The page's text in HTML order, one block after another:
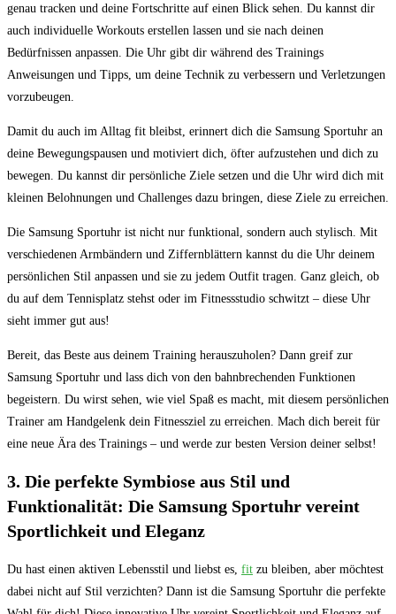
genau tracken und deine Fortschritte auf einen ⁣Blick sehen. Du kannst dir
‍auch individuelle Workouts erstellen lassen und‌ sie⁣ nach deinen
Bedürfnissen anpassen.⁢ Die​ Uhr gibt ⁢dir ‍während ‍des Trainings⁣
Anweisungen‌ und⁤ Tipps, um deine Technik zu verbessern und Verletzungen⁢
vorzubeugen.
Damit du auch im Alltag ⁤fit bleibst, erinnert dich die Samsung Sportuhr​ an⁣
deine Bewegungspausen und motiviert ⁤dich, öfter⁢ aufzustehen und dich zu
bewegen. Du kannst dir persönliche Ziele ​setzen und die Uhr wird dich mit
⁣kleinen Belohnungen und⁤ Challenges dazu bringen, diese Ziele zu erreichen.
Die‍ Samsung​ Sportuhr​ ist nicht nur funktional, sondern auch⁣ stylisch. ⁣Mit
verschiedenen Armbändern und⁤ Ziffernblättern kannst du die Uhr​ deinem‍
persönlichen⁢ Stil anpassen und ⁤sie zu jedem Outfit tragen. Ganz gleich, ob
du auf dem Tennisplatz​ stehst oder im Fitnessstudio​ schwitzt ‍– diese Uhr
sieht immer gut aus!
Bereit,⁣ das ‌Beste aus deinem ⁢Training herauszuholen? Dann greif ‌zur
Samsung Sportuhr und lass ‌dich​ von den ​bahnbrechenden Funktionen⁣
begeistern. Du ‍wirst sehen, ‍wie viel‍ Spaß es​ macht, mit diesem persönlichen
‌Trainer am Handgelenk dein Fitnessziel zu erreichen. Mach dich bereit für​
eine neue Ära des Trainings ‍– ⁤und⁣ werde zur besten Version deiner selbst!
3. Die perfekte Symbiose aus Stil und
Funktionalität: Die ‌Samsung Sportuhr vereint
Sportlichkeit und Eleganz
Du hast einen aktiven Lebensstil und liebst es, fit zu ⁤bleiben, aber ‍möchtest
‍dabei nicht auf Stil verzichten? Dann ‍ist die Samsung⁤ Sportuhr ⁤die perfekte